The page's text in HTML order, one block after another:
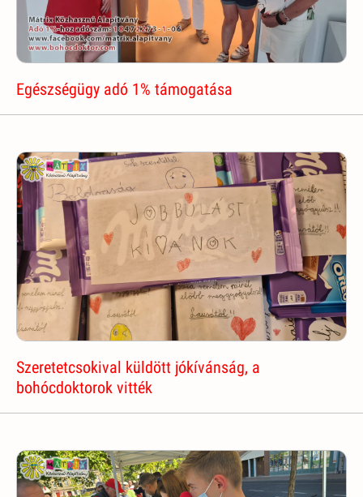
Egészségügy adó 1% támogatása
Szeretetcsokival küldött jókívánság, a
bohócdoktorok vitték